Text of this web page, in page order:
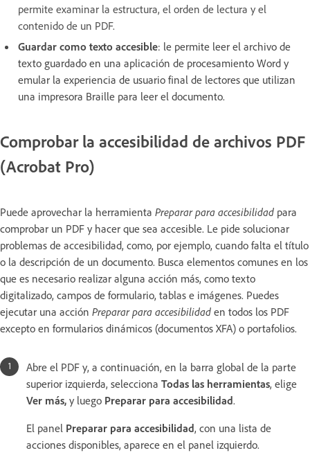
permite examinar la estructura, el orden de lectura y el
contenido de un PDF.
Guardar como texto accesible: le permite leer el archivo de
texto guardado en una aplicación de procesamiento Word y
emular la experiencia de usuario final de lectores que utilizan
una impresora Braille para leer el documento.
Comprobar la accesibilidad de archivos PDF
(Acrobat Pro)
Puede aprovechar la herramienta Preparar para accesibilidad para
comprobar un PDF y hacer que sea accesible. Le pide solucionar
problemas de accesibilidad, como, por ejemplo, cuando falta el título
o la descripción de un documento. Busca elementos comunes en los
que es necesario realizar alguna acción más, como texto
digitalizado, campos de formulario, tablas e imágenes. Puedes
ejecutar una acción Preparar para accesibilidad en todos los PDF
excepto en formularios dinámicos (documentos XFA) o portafolios.
Abre el PDF y, a continuación, en la barra global de la parte
superior izquierda, selecciona Todas las herramientas, elige
Ver más, y luego Preparar para accesibilidad.
El panel Preparar para accesibilidad, con una lista de
acciones disponibles, aparece en el panel izquierdo.